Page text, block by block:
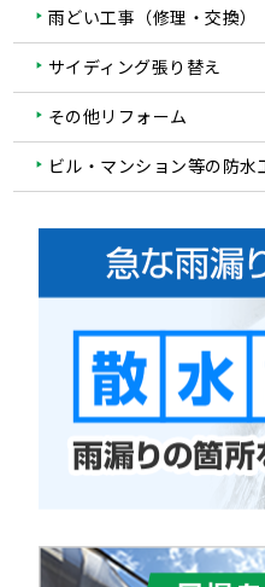
雨どい工事（修理・交換）
サイディング張り替え
その他リフォーム
ビル・マンション等の防水